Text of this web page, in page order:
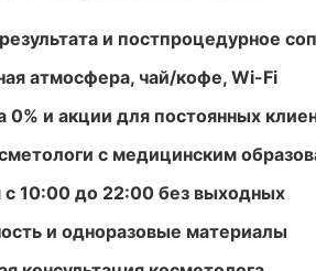
и постпроцедурное
атмосфера, чай/кофе, Wi-Fi
0% и акции для постоянных
с медицинским
с 10:00 до 22:00 без выходных
и одноразовые материалы